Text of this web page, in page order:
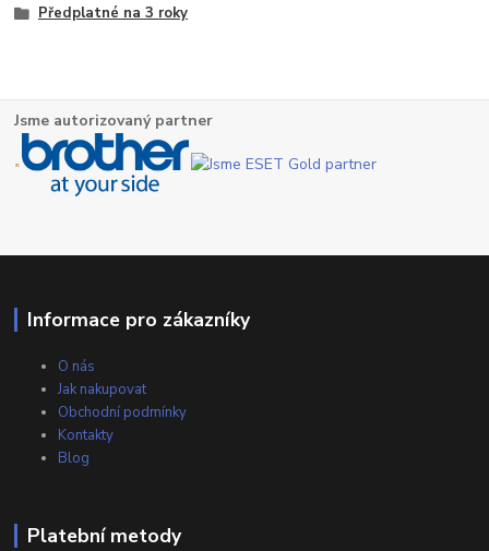
Předplatné na 3 roky
Jsme autorizovaný partner
Informace pro zákazníky
O nás
Jak nakupovat
Obchodní podmínky
Kontakty
Blog
Platební metody